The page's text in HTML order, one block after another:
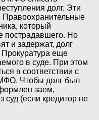
долг. Эти
Правоохранительные
который
пострадавшего. Но
и задержат, долг
Прокуратура еще
в суде. При этом
в соответствии с
Чтобы долг был
заем,
суд (если кредитор не